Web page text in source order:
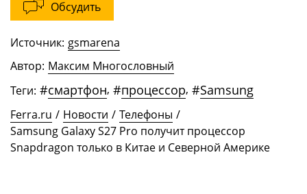
Обсудить
Источник: gsmarena
Автор: Максим Многословный
Теги: #смартфон, #процессор, #Samsung
Ferra.ru / Новости / Телефоны /
Samsung Galaxy S27 Pro получит процессор
Snapdragon только в Китае и Северной Америке